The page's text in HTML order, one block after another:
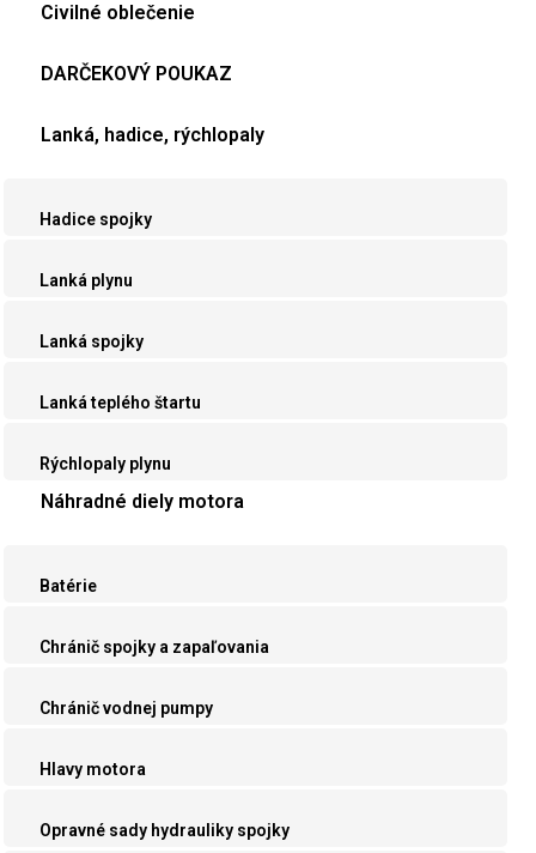
Civilné oblečenie
DARČEKOVÝ POUKAZ
Lanká, hadice, rýchlopaly
Hadice spojky
Lanká plynu
Lanká spojky
Lanká teplého štartu
Rýchlopaly plynu
Náhradné diely motora
Batérie
Chránič spojky a zapaľovania
Chránič vodnej pumpy
Hlavy motora
Opravné sady hydrauliky spojky